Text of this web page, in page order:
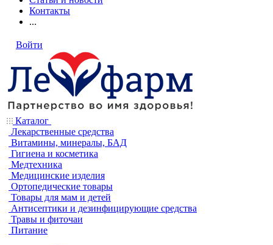
Контакты
...
Войти
Каталог
Лекарственные средства
Витамины, минералы, БАД
Гигиена и косметика
Медтехника
Медицинские изделия
Ортопедические товары
Товары для мам и детей
Антисептики и дезинфицирующие средства
Травы и фиточаи
Питание